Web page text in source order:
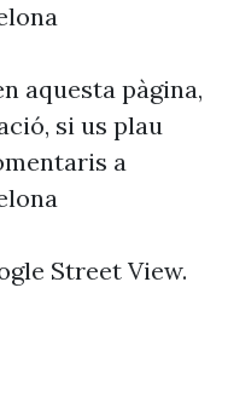
aquesta pàgina,
si us plau
a
Street View.